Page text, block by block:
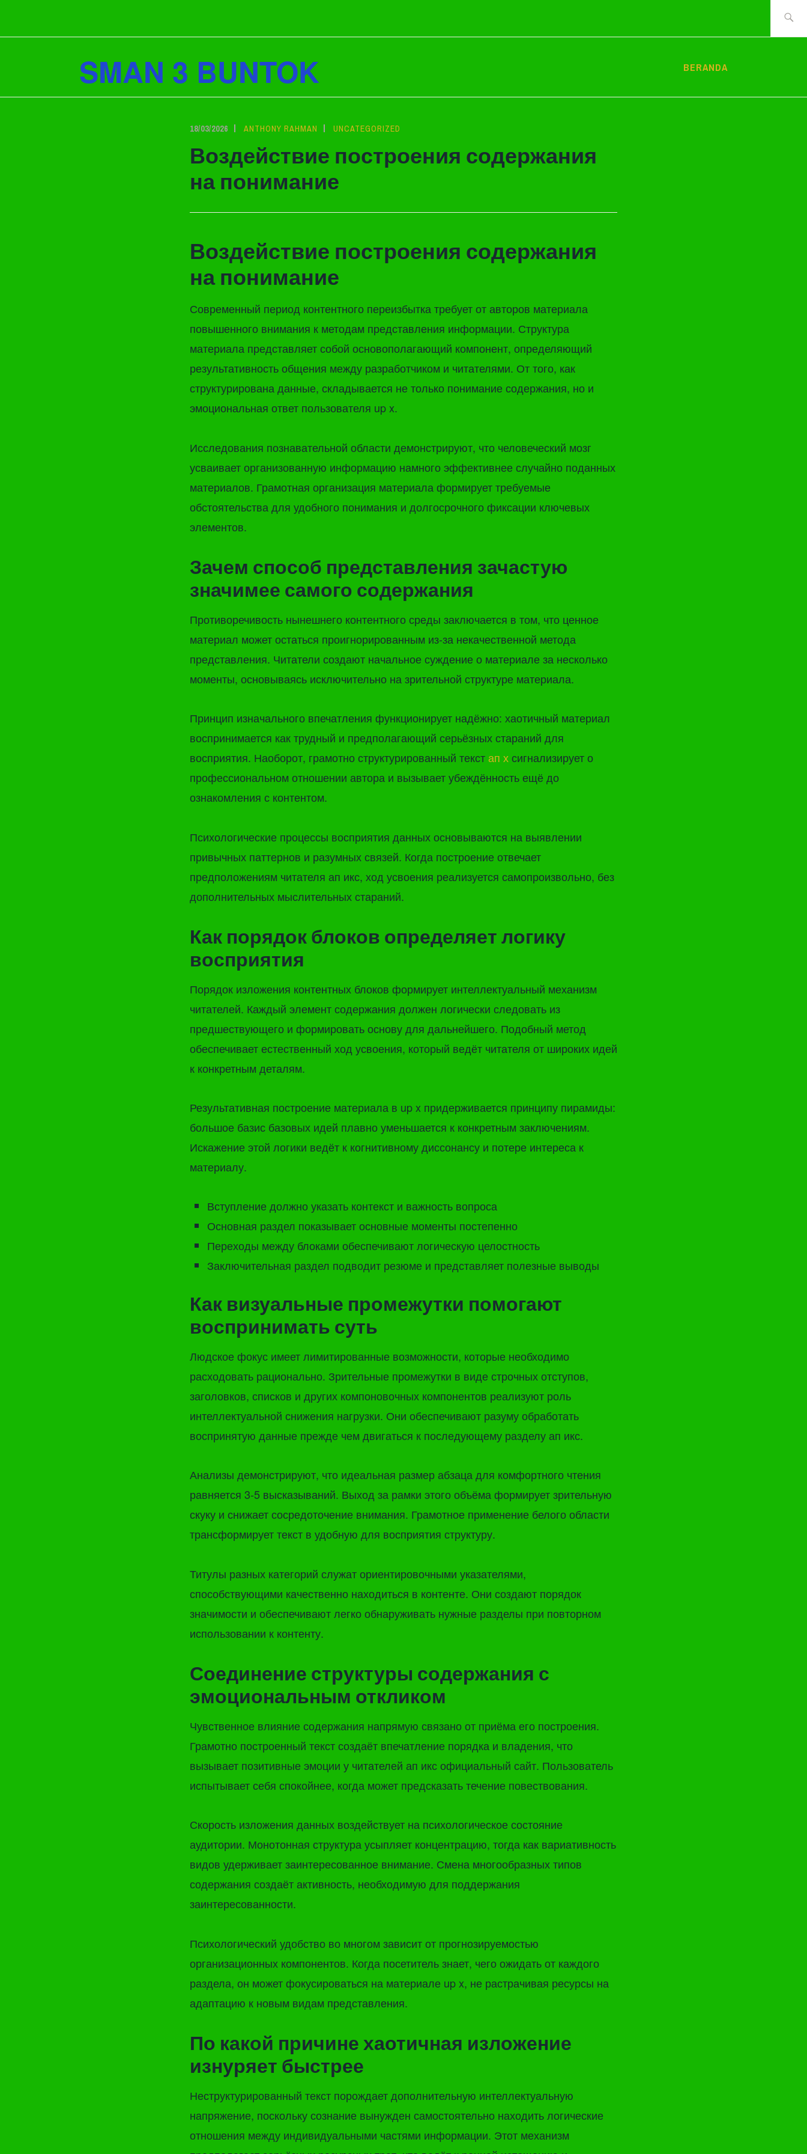
tentang:
SMAN 3 BUNTOK BERANDA
18/03/2026 ANTHONY RAHMAN UNCATEGORIZED
Воздействие построения содержания
на понимание
Воздействие построения содержания
на понимание
Современный период контентного переизбытка требует от авторов материала
повышенного внимания к методам представления информации. Структура
материала представляет собой основополагающий компонент, определяющий
результативность общения между разработчиком и читателями. От того, как
структурирована данные, складывается не только понимание содержания, но и
эмоциональная ответ пользователя up x.
Исследования познавательной области демонстрируют, что человеческий мозг
усваивает организованную информацию намного эффективнее случайно поданных
материалов. Грамотная организация материала формирует требуемые
обстоятельства для удобного понимания и долгосрочного фиксации ключевых
элементов.
Зачем способ представления зачастую
значимее самого содержания
Противоречивость нынешнего контентного среды заключается в том, что ценное
материал может остаться проигнорированным из-за некачественной метода
представления. Читатели создают начальное суждение о материале за несколько
моменты, основываясь исключительно на зрительной структуре материала.
Принцип изначального впечатления функционирует надёжно: хаотичный материал
воспринимается как трудный и предполагающий серьёзных стараний для
восприятия. Наоборот, грамотно структурированный текстап хсигнализирует о
профессиональном отношении автора и вызывает убеждённость ещё до
ознакомления с контентом.
Психологические процессы восприятия данных основываются на выявлении
привычных паттернов и разумных связей. Когда построение отвечает
предположениям читателя ап икс, ход усвоения реализуется самопроизвольно, без
дополнительных мыслительных стараний.
Как порядок блоков определяет логику
восприятия
Порядок изложения контентных блоков формирует интеллектуальный механизм
читателей. Каждый элемент содержания должен логически следовать из
предшествующего и формировать основу для дальнейшего. Подобный метод
обеспечивает естественный ход усвоения, который ведёт читателя от широких идей
к конкретным деталям.
Результативная построение материала в up x придерживается принципу пирамиды:
большое базис базовых идей плавно уменьшается к конкретным заключениям.
Искажение этой логики ведёт к когнитивному диссонансу и потере интереса к
материалу.
Вступление должно указать контекст и важность вопроса
Основная раздел показывает основные моменты постепенно
Переходы между блоками обеспечивают логическую целостность
Заключительная раздел подводит резюме и представляет полезные выводы
Как визуальные промежутки помогают
воспринимать суть
Людское фокус имеет лимитированные возможности, которые необходимо
расходовать рационально. Зрительные промежутки в виде строчных отступов,
заголовков, списков и других компоновочных компонентов реализуют роль
интеллектуальной снижения нагрузки. Они обеспечивают разуму обработать
воспринятую данные прежде чем двигаться к последующему разделу ап икс.
Анализы демонстрируют, что идеальная размер абзаца для комфортного чтения
равняется 3-5 высказываний. Выход за рамки этого объёма формирует зрительную
скуку и снижает сосредоточение внимания. Грамотное применение белого области
трансформирует текст в удобную для восприятия структуру.
Титулы разных категорий служат ориентировочными указателями,
способствующими качественно находиться в контенте. Они создают порядок
значимости и обеспечивают легко обнаруживать нужные разделы при повторном
использовании к контенту.
Соединение структуры содержания с
эмоциональным откликом
Чувственное влияние содержания напрямую связано от приёма его построения.
Грамотно построенный текст создаёт впечатление порядка и владения, что
вызывает позитивные эмоции у читателей ап икс официальный сайт. Пользователь
испытывает себя спокойнее, когда может предсказать течение повествования.
Скорость изложения данных воздействует на психологическое состояние
аудитории. Монотонная структура усыпляет концентрацию, тогда как вариативность
видов удерживает заинтересованное внимание. Смена многообразных типов
содержания создаёт активность, необходимую для поддержания
заинтересованности.
Психологический удобство во многом зависит от прогнозируемостью
организационных компонентов. Когда посетитель знает, чего ожидать от каждого
раздела, он может фокусироваться на материале up x, не растрачивая ресурсы на
адаптацию к новым видам представления.
По какой причине хаотичная изложение
изнуряет быстрее
Неструктурированный текст порождает дополнительную интеллектуальную
напряжение, поскольку сознание вынужден самостоятельно находить логические
отношения между индивидуальными частями информации. Этот механизм